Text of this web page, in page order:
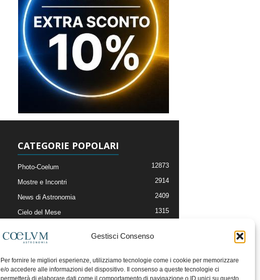
Gestisci Consenso
Per fornire le migliori esperienze, utilizziamo tecnologie come i cookie per memorizzare
e/o accedere alle informazioni del dispositivo. Il consenso a queste tecnologie ci
permetterà di elaborare dati come il comportamento di navigazione o ID unici su questo
CATEGORIE POPOLARI
Photo-Coelum 12873
Mostre e Incontri 2914
News di Astronomia 2409
Cielo del Mese 1315
Articoli e Risorse On-Line
Il Blog della Redazione